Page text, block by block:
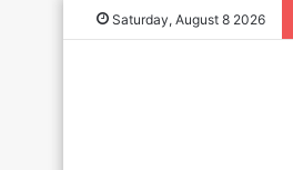
Saturday, August 8 2026